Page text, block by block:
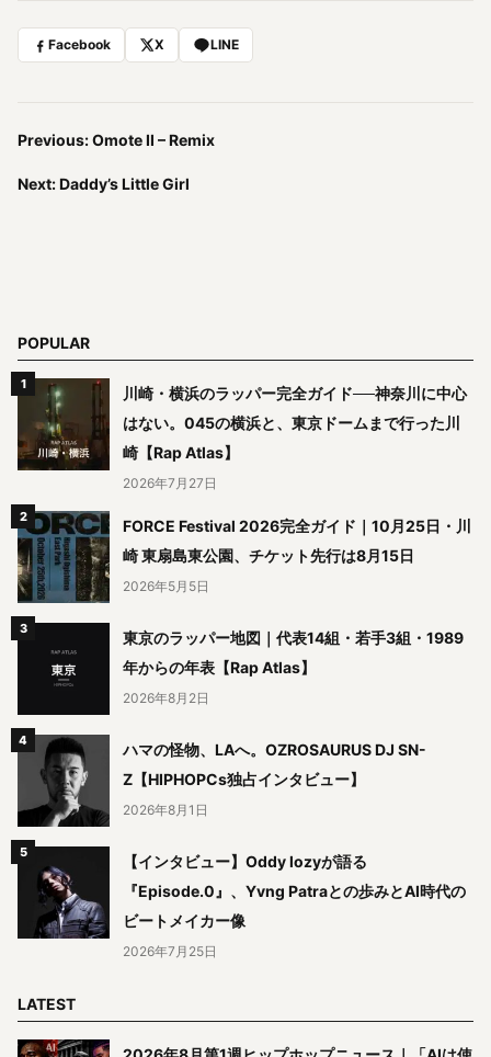
Facebook X LINE
Previous: Omote II – Remix
Next: Daddy’s Little Girl
POPULAR
川崎・横浜のラッパー完全ガイド──神奈川に中心
はない。045の横浜と、東京ドームまで行った川
崎【Rap Atlas】
2026年7月27日
FORCE Festival 2026完全ガイド｜10月25日・川
崎 東扇島東公園、チケット先行は8月15日
2026年5月5日
東京のラッパー地図｜代表14組・若手3組・1989
年からの年表【Rap Atlas】
2026年8月2日
ハマの怪物、LAへ。OZROSAURUS DJ SN-
Z【HIPHOPCs独占インタビュー】
2026年8月1日
【インタビュー】Oddy lozyが語る
『Episode.0』、Yvng Patraとの歩みとAI時代の
ビートメイカー像
2026年7月25日
LATEST